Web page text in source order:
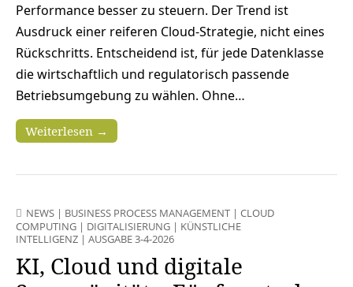
Performance besser zu steuern. Der Trend ist
Ausdruck einer reiferen Cloud-Strategie, nicht eines
Rückschritts. Entscheidend ist, für jede Datenklasse
die wirtschaftlich und regulatorisch passende
Betriebsumgebung zu wählen. Ohne…
Weiterlesen →
NEWS | BUSINESS PROCESS MANAGEMENT | CLOUD
COMPUTING | DIGITALISIERUNG | KÜNSTLICHE
INTELLIGENZ | AUSGABE 3-4-2026
KI, Cloud und digitale